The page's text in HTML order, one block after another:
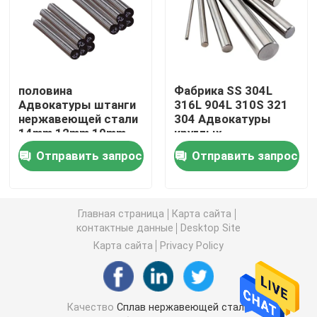
Прокладка катушки нержавеющей стали
Стержень из нержавеющей стали
Труба трубки нержавеющей стали
Крен провода нержавеющей стали
Лист легированной стали
Катушка легированной стали
половина
Адвокатуры штанги
нержавеющей стали
14mm 12mm 10mm
вокруг 40mm 42mm
50mm 90mm
Отправить запрос
Фабрика SS 304L
316L 904L 310S 321
304 Адвокатуры
круглых
нержавеющей стали
штанги круглых
Отправить запрос
Главная страница
Карта сайта
контактные данные
Desktop Site
Карта сайта
Privacy Policy
Качество Сплав нержавеющей стали